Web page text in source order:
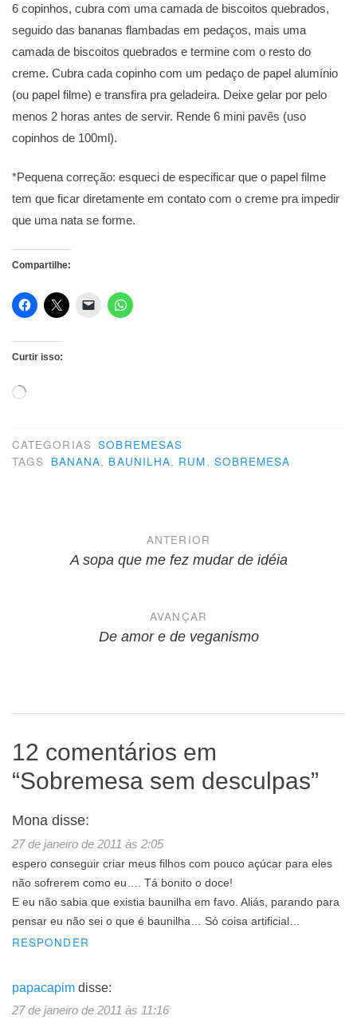
6 copinhos, cubra com uma camada de biscoitos quebrados,
seguido das bananas flambadas em pedaços, mais uma
camada de biscoitos quebrados e termine com o resto do
creme. Cubra cada copinho com um pedaço de papel alumínio
(ou papel filme) e transfira pra geladeira. Deixe gelar por pelo
menos 2 horas antes de servir. Rende 6 mini pavês (uso
copinhos de 100ml).
*Pequena correção: esqueci de especificar que o papel filme
tem que ficar diretamente em contato com o creme pra impedir
que uma nata se forme.
Compartilhe:
Curtir isso:
Carregando...
CATEGORIAS SOBREMESAS
TAGS BANANA, BAUNILHA, RUM, SOBREMESA
NavegaçãoANTERIOR
A sopa que me fez mudar de idéia
AVANÇAR
De amor e de veganismo
12 comentários em
“Sobremesa sem desculpas”
Mona disse:
27 de janeiro de 2011 às 2:05
espero conseguir criar meus filhos com pouco açúcar para eles
não sofrerem como eu…. Tá bonito o doce!
E eu não sabia que existia baunilha em favo. Aliás, parando para
pensar eu não sei o que é baunilha… Só coisa artificial…
RESPONDER
papacapim disse:
27 de janeiro de 2011 às 11:16